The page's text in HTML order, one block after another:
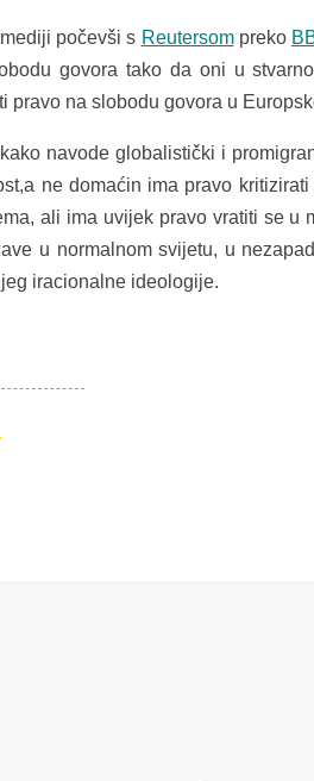
počevši s Reutersompreko
govora tako da oni u
pravo na slobodu govora u
navode globalistički i
ne domaćin ima pravo kritizirati
ali ima uvijek pravo vratiti se u
u normalnom svijetu, u
iracionalne ideologije.